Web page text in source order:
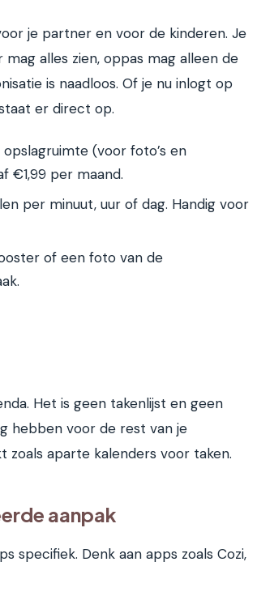
je partner en voor de kinderen. Je
alles zien, oppas mag alleen de
is naadloos. Of je nu inlogt op
er direct op.
(voor foto’s en
€1,99 per maand.
per minuut, uur of dag. Handig voor
of een foto van de
Het is geen takenlijst en geen
hebben voor de rest van je
zoals aparte kalenders voor taken.
aanpak
specifiek. Denk aan apps zoals Cozi,